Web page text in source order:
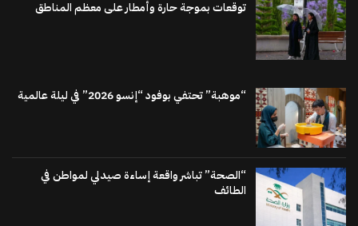
توقعات بموجة حارة وأمطار على معظم المناطق
“موهبة” تحتفي بوفود “إنسو 2026” في ليلة عالمية
“الصحة” تباشر واقعة إساءة صيدلي لمواطن في
الطائف